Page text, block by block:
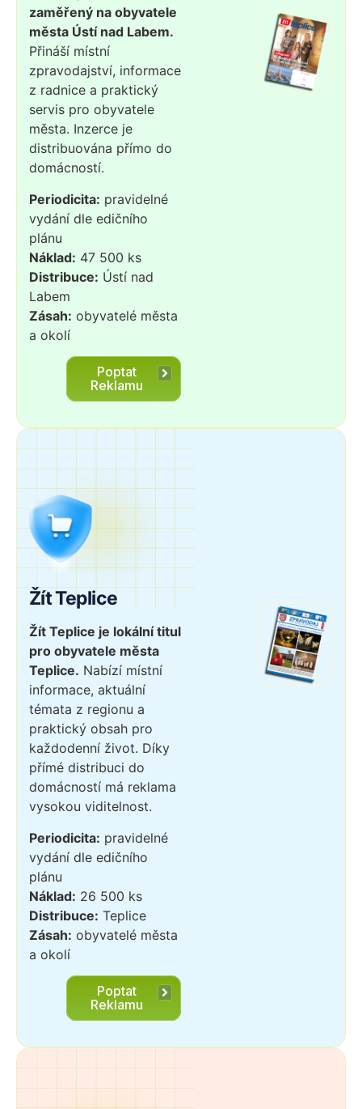
zaměřený na obyvatele
města Ústí nad Labem.
Přináší místní
zpravodajství, informace
z radnice a praktický
servis pro obyvatele
města. Inzerce je
distribuována přímo do
domácností.
Periodicita: pravidelné
vydání dle edičního
plánu
Náklad: 47 500 ks
Distribuce: Ústí nad
Labem
Zásah: obyvatelé města
a okolí
Poptat
Reklamu
Žít Teplice
Žít Teplice je lokální titul
pro obyvatele města
Teplice. Nabízí místní
informace, aktuální
témata z regionu a
praktický obsah pro
každodenní život. Díky
přímé distribuci do
domácností má reklama
vysokou viditelnost.
Periodicita: pravidelné
vydání dle edičního
plánu
Náklad: 26 500 ks
Distribuce: Teplice
Zásah: obyvatelé města
a okolí
Poptat
Reklamu